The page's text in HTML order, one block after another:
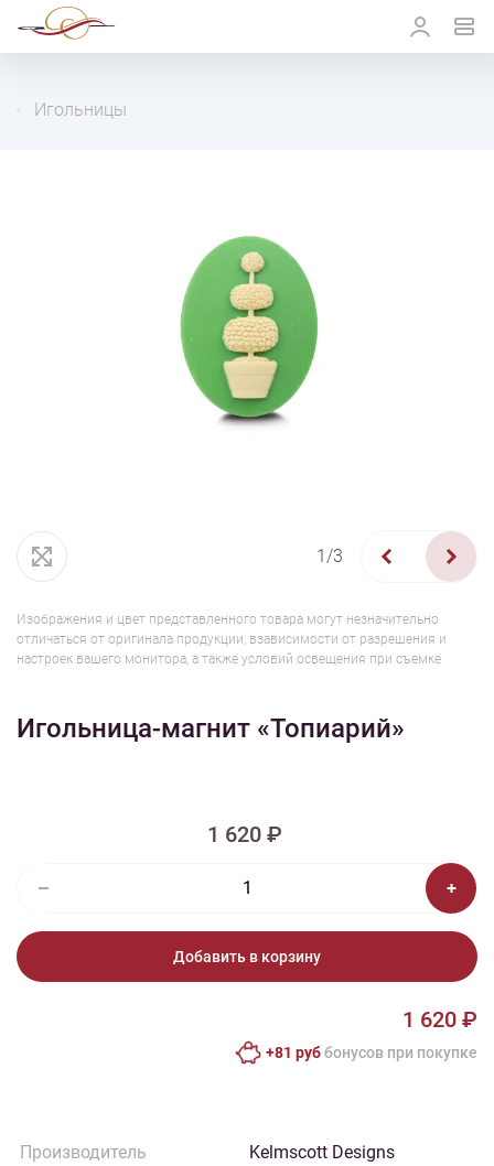
Игольницы
1/3
Изображения и цвет представленного товара могут незначительно
отличаться от оригинала продукции, взависимости от разрешения и
настроек вашего монитора, а также условий освещения при съемке
Игольница-магнит «Топиарий»
1 620 ₽
Добавить в корзину
1 620 ₽
+81 руббонусов при покупке
Производитель Kelmscott Designs